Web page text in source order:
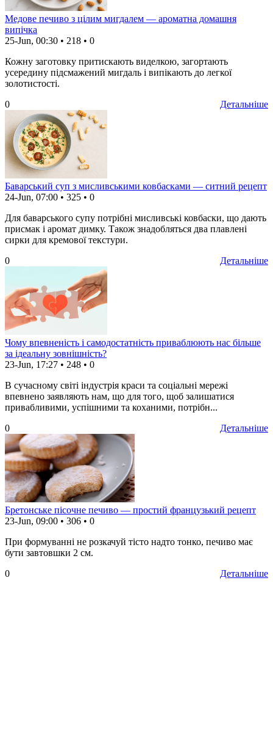
Медове печиво з цілим мигдалем — ароматна домашня
випічка
25-Jun, 00:30 • 218 • 0
Кожну заготовку притискають виделкою, загортають
усередину підсмажений мигдаль і випікають до легкої
золотистості.
Детальніше
0
Баварський суп з мисливськими ковбасками — ситний рецепт
24-Jun, 07:00 • 325 • 0
Для баварського супу потрібні мисливські ковбаски, що дають
присмак і аромат димку. Також знадобляться два плавлені
сирки для кремової текстури.
Детальніше
0
Чому впевненість і самодостатність приваблюють нас більше
за ідеальну зовнішність?
23-Jun, 17:27 • 248 • 0
В сучасному світі індустрія краси та соціальні мережі
впевнено заявляють нам, що для того, щоб залишатися
привабливими, успішними та коханими, потрібн...
Детальніше
0
Бретонське пісочне печиво — простий французький рецепт
23-Jun, 09:00 • 306 • 0
При формуванні не розкачуй тісто надто тонко, печиво має
бути завтовшки 2 см.
Детальніше
0